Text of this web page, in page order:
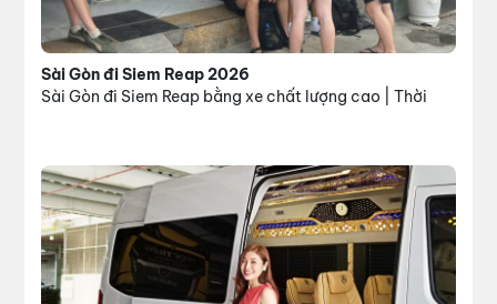
Sài Gòn đi Siem Reap 2026
Sài Gòn đi Siem Reap bằng xe chất lượng cao | Thời